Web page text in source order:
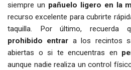
siempre un pañuelo ligero en la
recurso excelente para cubrirte
taquilla. Por último, recuerda
prohibido entrar a los recintos
abiertas o si te encuentras en
aunque nadie realiza un control